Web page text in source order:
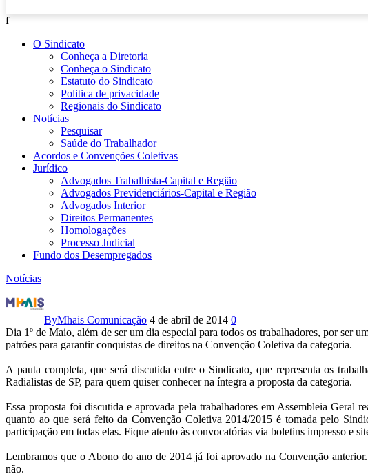
f
O Sindicato
Conheça a Diretoria
Conheça o Sindicato
Estatuto do Sindicato
Politica de privacidade
Regionais do Sindicato
Notícias
Pesquisar
Saúde do Trabalhador
Acordos e Convenções Coletivas
Jurídico
Advogados Trabalhista-Capital e Região
Advogados Previdenciários-Capital e Região
Advogados Interior
Direitos Permanentes
Homologações
Processo Judicial
Fundo dos Desempregados
Notícias
Radialistas
aprovam
pauta
da
Campanha
Salarial
2014/2015
ByMhais Comunicação 4 de abril de 2014 0
Dia 1º de Maio, além de ser um dia especial para todos os trabalhadores, por ser
patrões para garantir conquistas de direitos na Convenção Coletiva da categoria.
A pauta completa, que será discutida entre o Sindicato, que representa os
Radialistas de SP, para quem quiser conhecer na íntegra a proposta da categoria.
Essa proposta foi discutida e aprovada pela trabalhadores em Assembleia Geral
quanto ao que será feito da Convenção Coletiva 2014/2015 é tomada pelo
participação em todas elas. Fique atento às convocatórias via boletins impresso e
Lembramos que o Abono do ano de 2014 já foi aprovado na Convenção
não.